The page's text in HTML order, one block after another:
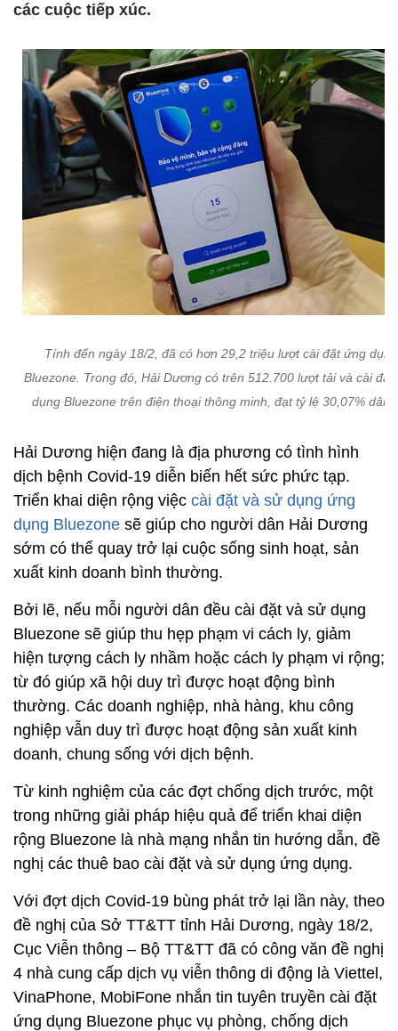
các cuộc tiếp xúc.
Tính đến ngày 18/2, đã có hơn 29,2 triệu lượt cài đặt ứng dụng
Bluezone. Trong đó, Hải Dương có trên 512.700 lượt tải và cài đặt
dụng Bluezone trên điện thoại thông minh, đạt tỷ lệ 30,07% dân
Hải Dương hiện đang là địa phương có tình hình
dịch bệnh Covid-19 diễn biến hết sức phức tạp.
Triển khai diện rộng việc cài đặt và sử dụng ứng
dụng Bluezone sẽ giúp cho người dân Hải Dương
sớm có thể quay trở lại cuộc sống sinh hoạt, sản
xuất kinh doanh bình thường.
Bởi lẽ, nếu mỗi người dân đều cài đặt và sử dụng
Bluezone sẽ giúp thu hẹp phạm vi cách ly, giảm
hiện tượng cách ly nhầm hoặc cách ly phạm vi rộng;
từ đó giúp xã hội duy trì được hoạt động bình
thường. Các doanh nghiệp, nhà hàng, khu công
nghiệp vẫn duy trì được hoạt động sản xuất kinh
doanh, chung sống với dịch bệnh.
Từ kinh nghiệm của các đợt chống dịch trước, một
trong những giải pháp hiệu quả để triển khai diện
rộng Bluezone là nhà mạng nhắn tin hướng dẫn, đề
nghị các thuê bao cài đặt và sử dụng ứng dụng.
Với đợt dịch Covid-19 bùng phát trở lại lần này, theo
đề nghị của Sở TT&TT tỉnh Hải Dương, ngày 18/2,
Cục Viễn thông – Bộ TT&TT đã có công văn đề nghị
4 nhà cung cấp dịch vụ viễn thông di động là Viettel,
VinaPhone, MobiFone nhắn tin tuyên truyền cài đặt
ứng dụng Bluezone phục vụ phòng, chống dịch